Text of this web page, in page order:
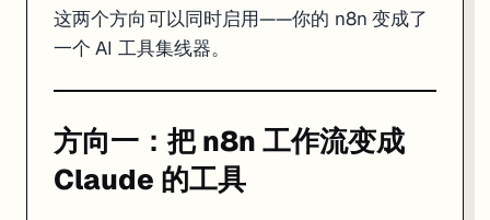
  "mcpServers": {
    "n8n-workflows": {
      "command": "npx",
      "args": [
        "supergateway",
        "https://你的n8n域名/mcp/你的工作流ID",
        "--header",
        "Authorization: Bearer 你的bearer-token"
      ]
这两个方向可以同时启用——你的 n8n 变成了
一个 AI 工具集线器。
方向一：把 n8n 工作流变成
Claude 的工具